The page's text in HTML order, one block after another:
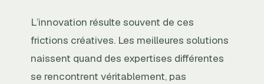
L’innovation résulte souvent de ces
frictions créatives. Les meilleures solutions
naissent quand des expertises différentes
se rencontrent véritablement, pas